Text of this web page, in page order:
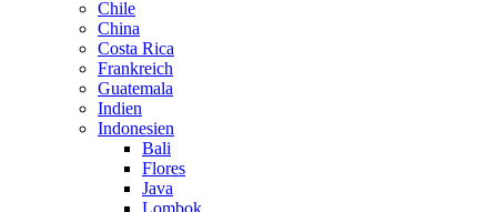
Chile
China
Costa Rica
Frankreich
Guatemala
Indien
Indonesien
Bali
Flores
Java